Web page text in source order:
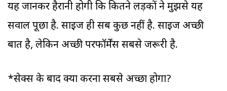
यह जानकर हैरानी होगी कि कितने लड़कों ने मुझसे यह
सवाल पूछा है. साइज ही सब कुछ नहीं है. साइज अच्छी
बात है, लेकिन अच्छी परफॉर्मेंस सबसे जरूरी है.
*सेक्स के बाद क्या करना सबसे अच्छा होगा?